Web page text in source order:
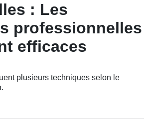
: Les
professionnelles
efficaces
plusieurs techniques selon le